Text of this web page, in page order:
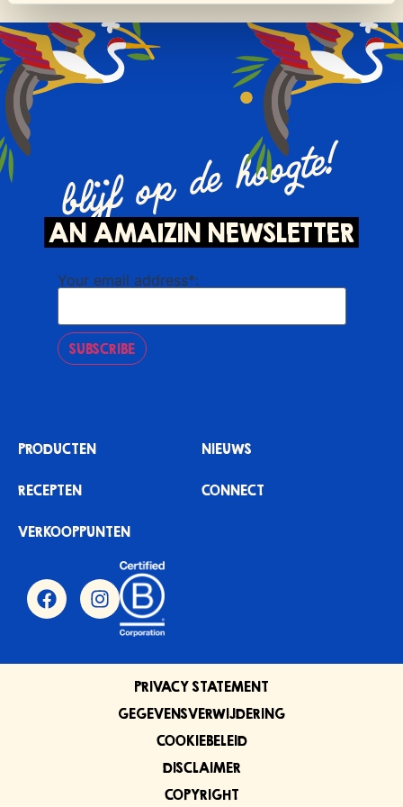
blijf op de hoogte!
AN AMAIZIN NEWSLETTER
Your email address*:
SUBSCRIBE
PRODUCTEN
RECEPTEN
VERKOOPPUNTEN
NIEUWS
CONNECT
PRIVACY STATEMENT
GEGEVENSVERWIJDERING
COOKIEBELEID
DISCLAIMER
COPYRIGHT